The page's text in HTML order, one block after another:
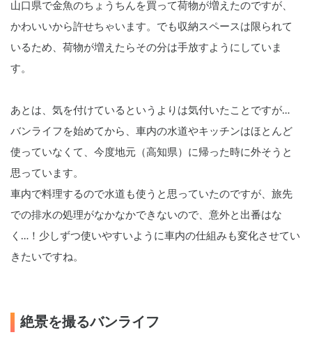
山口県で金魚のちょうちんを買って荷物が増えたのですが、
かわいいから許せちゃいます。でも収納スペースは限られて
いるため、荷物が増えたらその分は手放すようにしていま
す。
あとは、気を付けているというよりは気付いたことですが…
バンライフを始めてから、車内の水道やキッチンはほとんど
使っていなくて、今度地元（高知県）に帰った時に外そうと
思っています。
車内で料理するので水道も使うと思っていたのですが、旅先
での排水の処理がなかなかできないので、意外と出番はな
く…！少しずつ使いやすいように車内の仕組みも変化させてい
きたいですね。
絶景を撮るバンライフ